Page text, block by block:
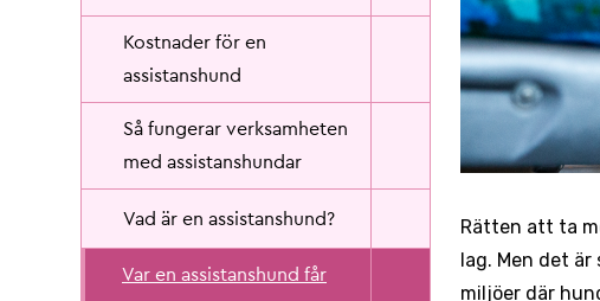
Kostnader för en
assistanshund
Så fungerar verksamheten
med assistanshundar
Vad är en assistanshund?
Var en assistanshund får
Rätten att ta
lag. Men det
miljöer där